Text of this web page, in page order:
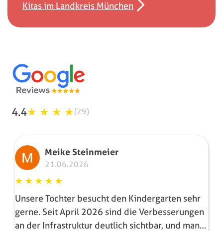
Kitas im Landkreis München
4.4★ ★ ★ ★(29)
Meike Steinmeier
21.06.2026
★ ★ ★ ★ ★
Unsere Tochter besucht den Kindergarten sehr
gerne. Seit April 2026 sind die Verbesserungen
an der Infrastruktur deutlich sichtbar, und man